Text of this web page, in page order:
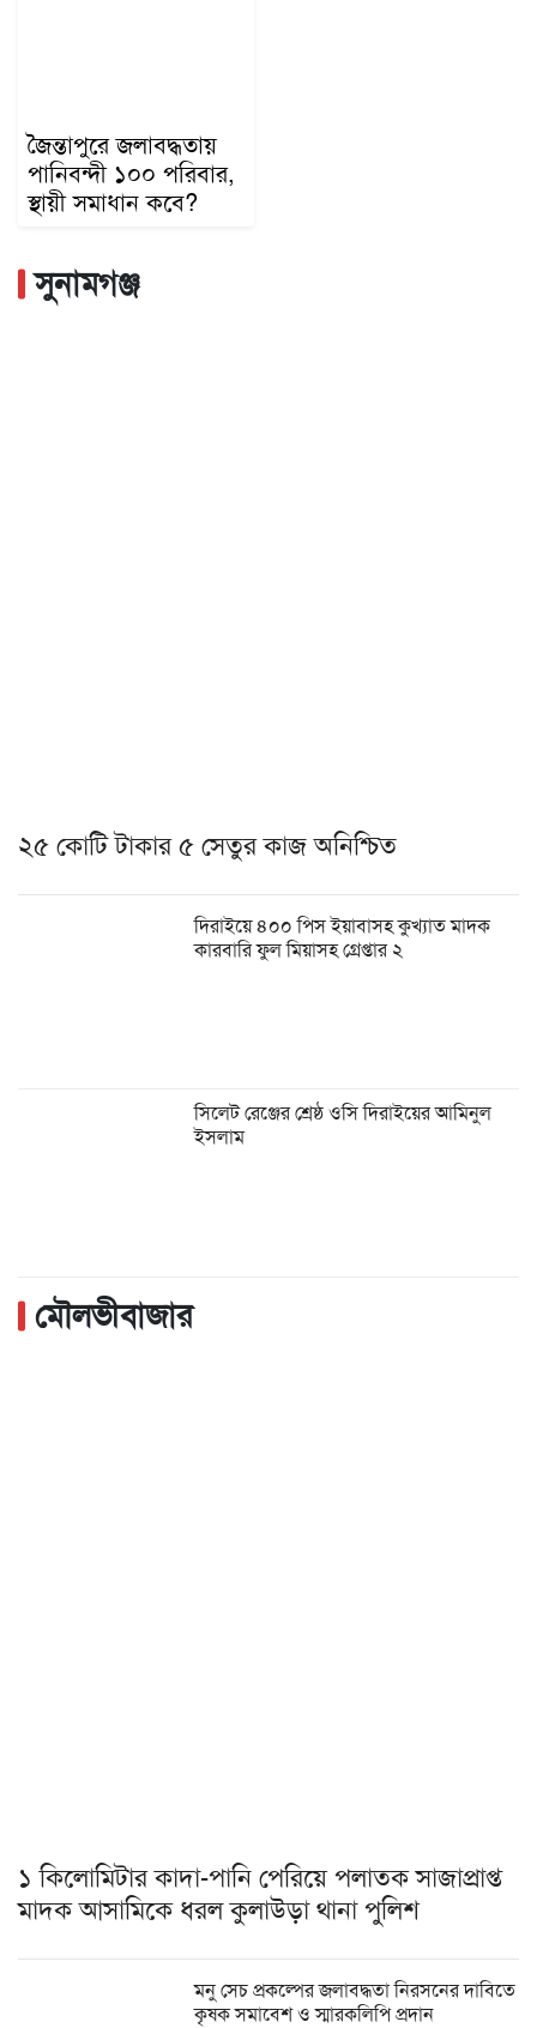
জৈন্তাপুরে জলাবদ্ধতায়
পানিবন্দী ১০০ পরিবার,
স্থায়ী সমাধান কবে?
সুনামগঞ্জ
২৫ কোটি টাকার ৫ সেতুর কাজ অনিশ্চিত
দিরাইয়ে ৪০০ পিস ইয়াবাসহ কুখ্যাত মাদক
কারবারি ফুল মিয়াসহ গ্রেপ্তার ২
সিলেট রেঞ্জের শ্রেষ্ঠ ওসি দিরাইয়ের আমিনুল
ইসলাম
মৌলভীবাজার
১ কিলোমিটার কাদা-পানি পেরিয়ে পলাতক সাজাপ্রাপ্ত
মাদক আসামিকে ধরল কুলাউড়া থানা পুলিশ
মনু সেচ প্রকল্পের জলাবদ্ধতা নিরসনের দাবিতে
কৃষক সমাবেশ ও স্মারকলিপি প্রদান